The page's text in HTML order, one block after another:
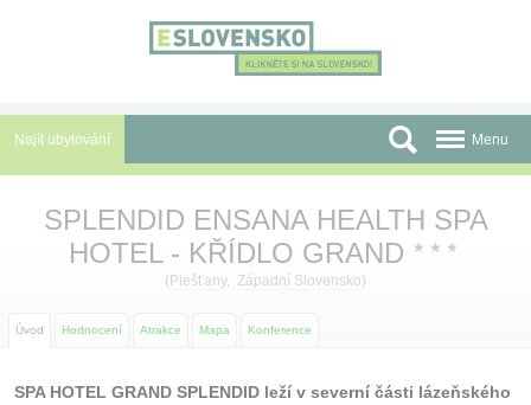
Najít ubytování
Slevy a Last Minute
Před cestou
Menu
SPLENDID ENSANA HEALTH SPA
HOTEL - KŘÍDLO GRAND
★ ★ ★
( Piešťany, Západní Slovensko)
Úvod Hodnocení Atrakce Mapa Konference
SPA HOTEL GRAND SPLENDID leží v severní části lázeňského